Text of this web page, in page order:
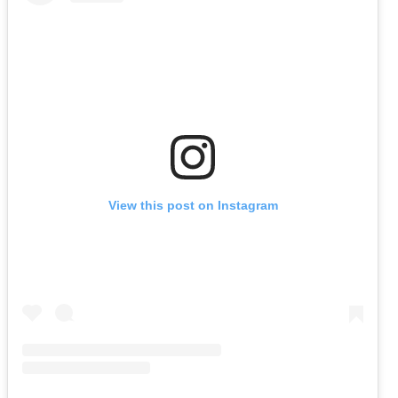
View this post on Instagram